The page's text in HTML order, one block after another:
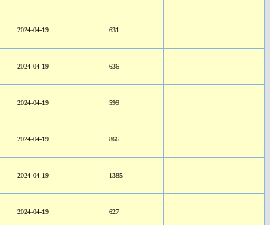
2024-04-19 631
2024-04-19 636
2024-04-19 599
2024-04-19 866
2024-04-19 1385
2024-04-19 627